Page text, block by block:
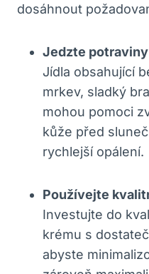
dosáhnout
Jedzte
Jídla obsahující
mrkev, sladký
mohou pomoci
kůže před
rychlejší opálení.
Používejte
Investujte do
krému s
abyste